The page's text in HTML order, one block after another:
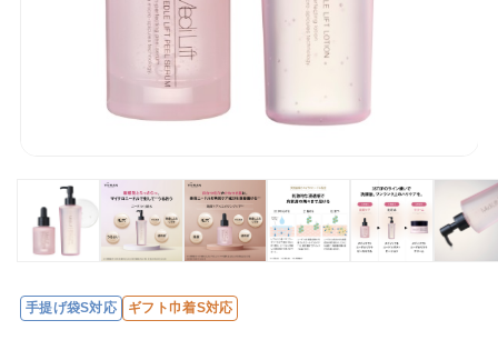
手提げ袋S対応 ギフト巾着S対応